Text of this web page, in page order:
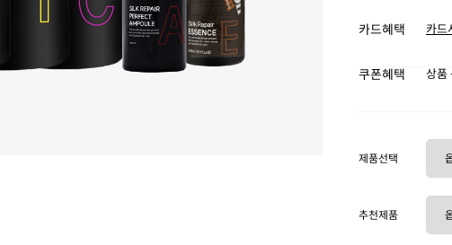
카드혜택 카드
쿠폰혜택 상품
제품선택
추천제품